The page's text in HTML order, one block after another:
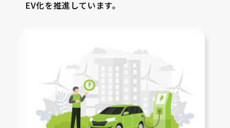
EV化を推進しています。